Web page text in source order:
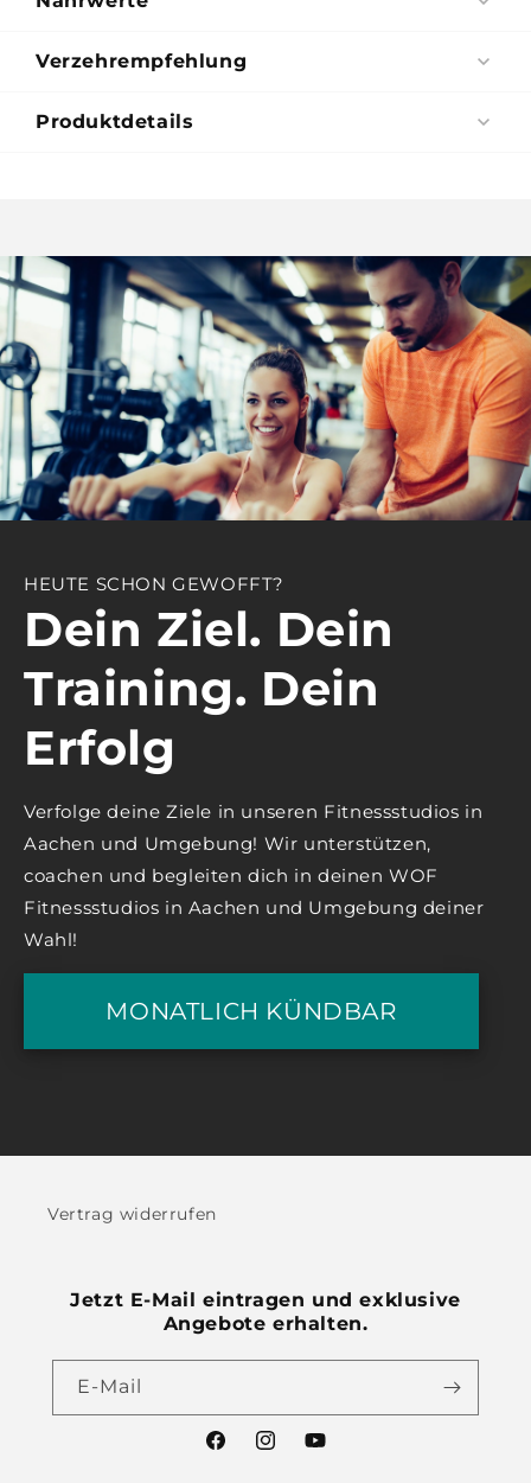
Verzehrempfehlung
Produktdetails
HEUTE SCHON GEWOFFT?
Dein Ziel. Dein
Training. Dein
Erfolg
Verfolge deine Ziele in unseren Fitnessstudios in
Aachen und Umgebung! Wir unterstützen,
coachen und begleiten dich in deinen WOF
Fitnessstudios in Aachen und Umgebung deiner
Wahl!
MONATLICH KÜNDBAR
Vertrag widerrufen
Jetzt E-Mail eintragen und exklusive
Angebote erhalten.
E-Mail
FacebookInstagramYouTube